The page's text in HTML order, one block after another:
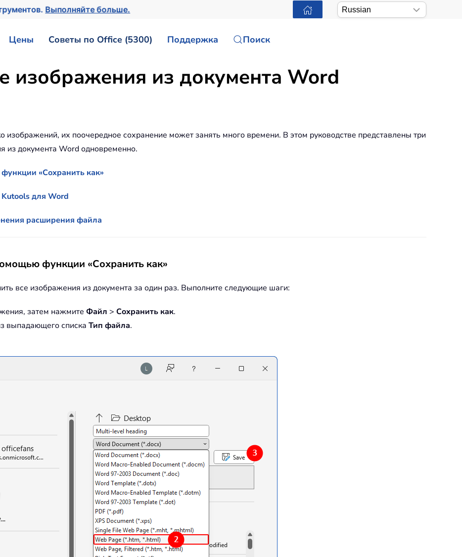
Выполняйте больше.
Цены Советы по Office (5300) Поддержка Поиск
изображения из документа Word
изображений, их поочередное сохранение может занять много времени. В этом руководстве представлены три
из документа Word одновременно.
«Сохранить как»
для Word
расширения файла
функции «Сохранить как»
все изображения из документа за один раз. Выполните следующие шаги:
затем нажмите Файл > Сохранить как.
выпадающего списка Тип файла.